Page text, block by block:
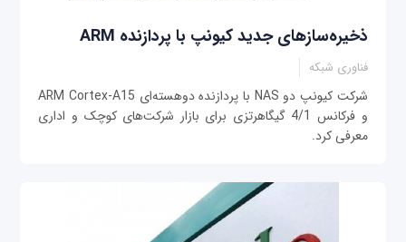
ذخیره‌سازهای جدید کیونپ با پردازنده ARM
فناوری شبکه
شرکت کیونپ دو NAS با پردازنده دوهسته‌ای ARM Cortex-A15
و فرکانس 4/1 گیگاهرتزی برای بازار شرکت‌های کوچک و اداری
معرفی کرد.